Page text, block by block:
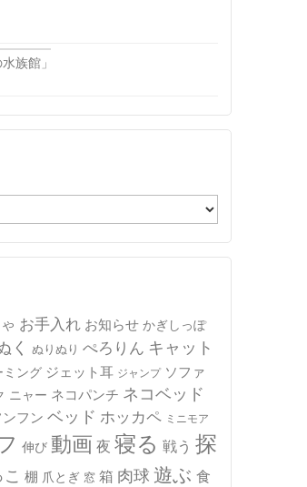
族館」
お手入れ お知らせ かぎしっぽ
く ぬりぬり ぺろりん キャット
ミング ジェット耳 ジャンプ ソファ
ニャー ネコパンチ ネコベッド
フン ベッド ホッカペ ミニモア
伸び 動画 夜 寝る 戦う 探
棚 爪とぎ 窓 箱 肉球 遊ぶ 食